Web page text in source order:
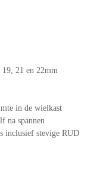
21 en 22mm
in de wielkast
na spannen
inclusief stevige RUD